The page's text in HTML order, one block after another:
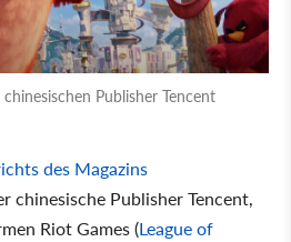
Publisher Tencent
des Magazins
chinesische Publisher Tencent,
Riot Games (League of